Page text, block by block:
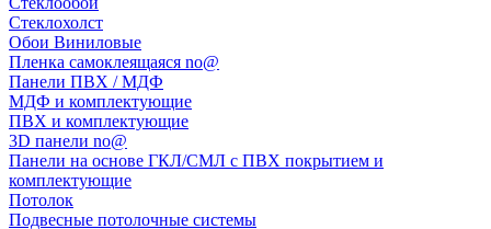
Стеклохолст
Обои Виниловые
Пленка самоклеящаяся no@
Панели ПВХ / МДФ
МДФ и комплектующие
ПВХ и комплектующие
3D панели no@
Панели на основе ГКЛ/СМЛ с ПВХ покрытием и
комплектующие
Потолок
Подвесные потолочные системы